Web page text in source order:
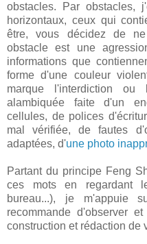
obstacles. Par obstacles,
horizontaux, ceux qui
être, vous décidez de
obstacle est une
informations que
forme d'une couleur
marque l'interdiction ou
alambiquée faite d'un
cellules, de polices
mal vérifiée, de fautes
adaptées, d'une photo
Partant du principe Feng
ces mots en regardant
bureau...), je m'appuie
recommande d'observer
construction et rédaction de